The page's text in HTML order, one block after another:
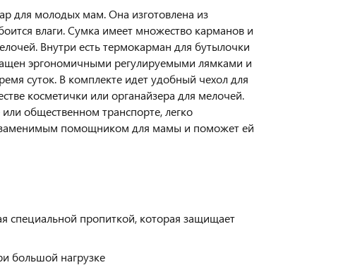
для молодых мам. Она изготовлена из
влаги. Сумка имеет множество карманов и
Внутри есть термокарман для бутылочки
эргономичными регулируемыми лямками и
суток. В комплекте идет удобный чехол для
косметички или органайзера для мелочей.
общественном транспорте, легко
помощником для мамы и поможет ей
специальной пропиткой, которая защищает
большой нагрузке